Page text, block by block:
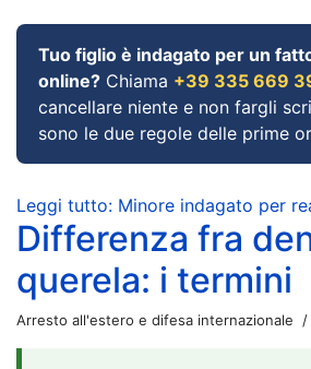
Tuo figlio è indagato per un
online? Chiama +39 335 669
cancellare niente e non fargli
sono le due regole delle prime
Leggi tutto: Minore indagato per
Differenza fra
querela: i termini
Arresto all'estero e difesa internazionale